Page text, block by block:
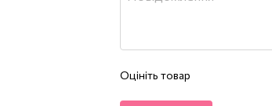
Оцініть товар